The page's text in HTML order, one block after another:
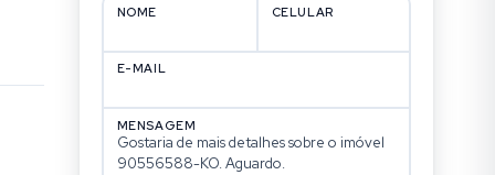
NOME CELULAR
E-MAIL
MENSAGEM